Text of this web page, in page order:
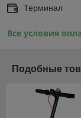
Терминал
Все условия
Подобные